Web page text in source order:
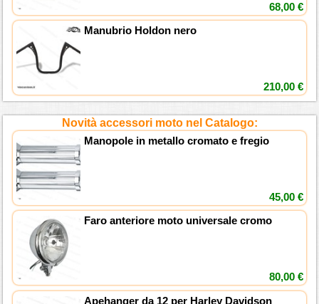
68,00 €
Manubrio Holdon nero
210,00 €
Novità accessori moto nel Catalogo:
Manopole in metallo cromato e fregio
45,00 €
Faro anteriore moto universale cromo
80,00 €
Apehanger da 12 per Harley Davidson